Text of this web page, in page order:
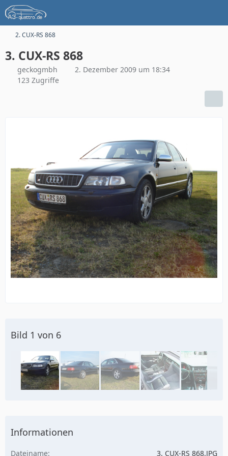
2. CUX-RS 868
3. CUX-RS 868
geckogmbh
2. Dezember 2009 um 18:34
123 Zugriffe
Bild 1 von 6
Informationen
Dateiname 3. CUX-RS 868.JPG